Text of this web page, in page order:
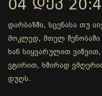
04 ᲓᲔᲙ
დარბაზში, სცენასა თუ
მოკლედ, მთელ შენობაში
ხან სიყვარულით
ვტირით, ხშირად
დუღს.